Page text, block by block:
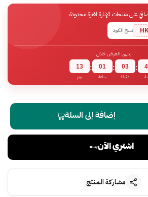
على منتجات الإنارة لفترة محدودة
نسخ الكود
ينتهي العرض خلال
13
يوم
: 01
ساعة
: 03
دقيقة
:
إضافة إلى السلة
اشتري الآن
مشاركة المنتج